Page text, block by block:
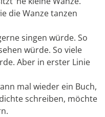
die Wanze tanzen
singen würde. So
würde. So viele
Aber in erster Linie
mal wieder ein Buch,
schreiben, möchte